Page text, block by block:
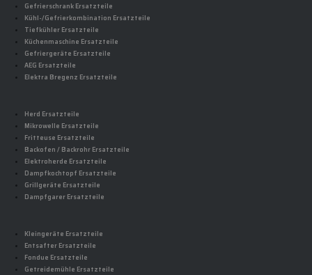
Gefrierschrank Ersatzteile
Kühl-/Gefrierkombination Ersatzteile
Tiefkühler Ersatzteile
Küchenmaschine Ersatzteile
Gefriergeräte Ersatzteile
AEG Ersatzteile
Elektra Bregenz Ersatzteile
Herd Ersatzteile
Mikrowelle Ersatzteile
Fritteuse Ersatzteile
Backofen / Backrohr Ersatzteile
Elektroherde Ersatzteile
Dampfkochtopf Ersatzteile
Grillgeräte Ersatzteile
Dampfgarer Ersatzteile
Kleingeräte Ersatzteile
Entsafter Ersatzteile
Fondue Ersatzteile
Getreidemühle Ersatzteile